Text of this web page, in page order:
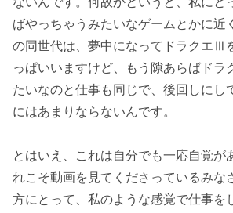
ばやっちゃうみたいなゲームとかに近
の同世代は、夢中になってドラクエⅢ
っぱいいますけど、もう隙あらばド
たいなのと仕事も同じで、後回しにし
にはあまりならないんです。
とはいえ、これは自分でも一応自覚が
れこそ動画を見てくださっているみな
方にとって、私のような感覚で仕事を